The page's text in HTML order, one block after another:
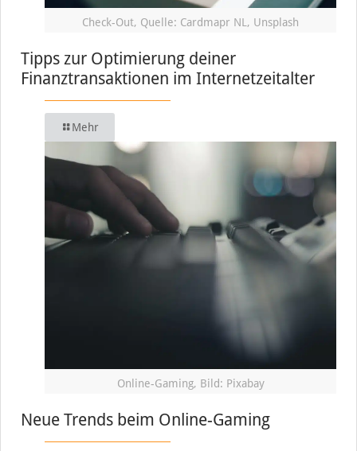
Check-Out, Quelle: Cardmapr NL, Unsplash
Tipps zur Optimierung deiner
Finanztransaktionen im Internetzeitalter
Mehr
Online-Gaming, Bild: Pixabay
Neue Trends beim Online-Gaming